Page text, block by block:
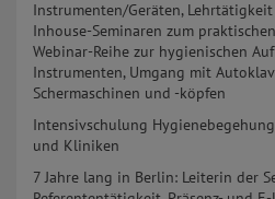
Instrumenten/Geräten,
Inhouse-Seminaren zum
Webinar-Reihe zur hygienischen
Instrumenten, Umgang mit
Schermaschinen und -köpfen
Intensivschulung
und Kliniken
7 Jahre lang in Berlin: Leiterin der